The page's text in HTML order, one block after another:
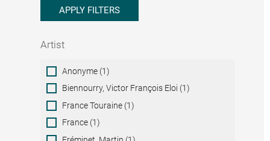
APPLY FILTERS
Artist
ArtistAnonyme (1)
Biennourry, Victor François Eloi (1)
France Touraine (1)
France (1)